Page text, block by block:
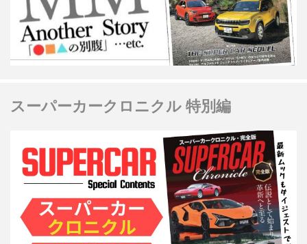
スーパーカークロニクル 特別編